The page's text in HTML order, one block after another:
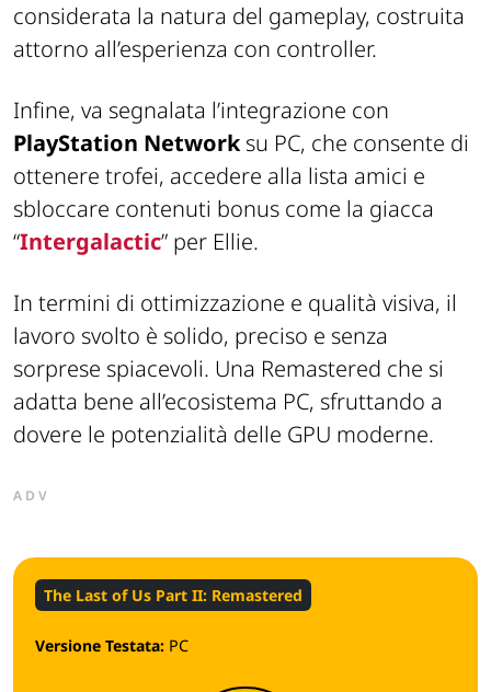
considerata la natura del gameplay, costruita
attorno all’esperienza con controller.
Infine, va segnalata l’integrazione con
PlayStation Networksu PC, che consente di
ottenere trofei, accedere alla lista amici e
sbloccare contenuti bonus come la giacca
“Intergalactic” per Ellie.
In termini di ottimizzazione e qualità visiva, il
lavoro svolto è solido, preciso e senza
sorprese spiacevoli. Una Remastered che si
adatta bene all’ecosistema PC, sfruttando a
dovere le potenzialità delle GPU moderne.
ADV
The Last of Us Part II: Remastered
Versione Testata: PC